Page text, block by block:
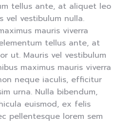
tellus ante, at aliquet leo
vel vestibulum nulla.
mauris viverra
tellus ante, at
ut. Mauris vel vestibulum
maximus mauris viverra
neque iaculis, efficitur
urna. Nulla bibendum,
euismod, ex felis
pellentesque lorem sem